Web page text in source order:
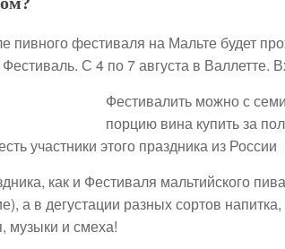
пивного фестиваля на Мальте будет
С 4 по 7 августа в Валлетте.
Фестивалить можно с
порцию вина купить за
участники этого праздника из
как и Фестиваля мальтийского
а в дегустации разных сортов
музыки и смеха!